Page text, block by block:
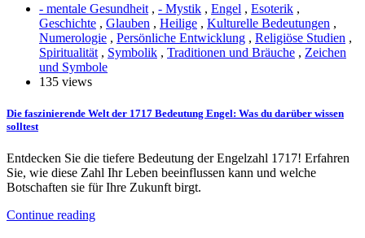
- mentale Gesundheit , - Mystik , Engel , Esoterik ,
Geschichte , Glauben , Heilige , Kulturelle Bedeutungen ,
Numerologie , Persönliche Entwicklung , Religiöse Studien ,
Spiritualität , Symbolik , Traditionen und Bräuche , Zeichen
und Symbole
135 views
Die faszinierende Welt der 1717 Bedeutung Engel: Was du darüber wissen
solltest
Entdecken Sie die tiefere Bedeutung der Engelzahl 1717! Erfahren
Sie, wie diese Zahl Ihr Leben beeinflussen kann und welche
Botschaften sie für Ihre Zukunft birgt.
Continue reading